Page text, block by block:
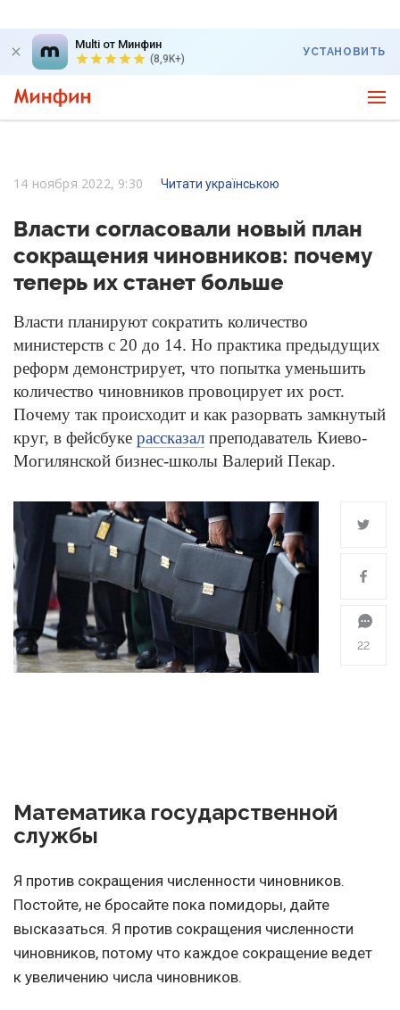
Multi от Минфин
(8,9K+)
УСТАНОВИТЬ
14 ноября 2022, 9:30 Читати українською
Власти согласовали новый план
сокращения чиновников: почему
теперь их станет больше
Власти планируют сократить количество
министерств с 20 до 14. Но практика предыдущих
реформ демонстрирует, что попытка уменьшить
количество чиновников провоцирует их рост.
Почему так происходит и как разорвать замкнутый
круг, в фейсбуке рассказал преподаватель Киево-
Могилянской бизнес-школы Валерий Пекар.
22
Математика государственной
службы
Я против сокращения численности чиновников.
Постойте, не бросайте пока помидоры, дайте
высказаться. Я против сокращения численности
чиновников, потому что каждое сокращение ведет
к увеличению числа чиновников.